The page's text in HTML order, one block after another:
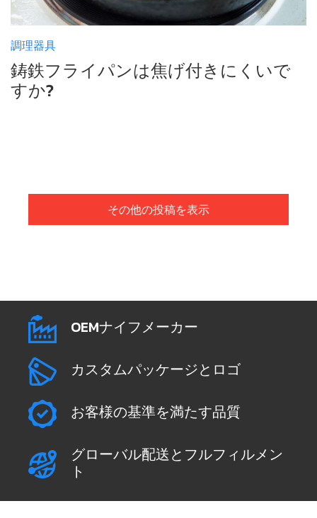
調理器具
鋳鉄フライパンは焦げ付きにくいで
すか?
その他の投稿を表示
OEMナイフメーカー
カスタムパッケージとロゴ
お客様の基準を満たす品質
グローバル配送とフルフィルメン
ト